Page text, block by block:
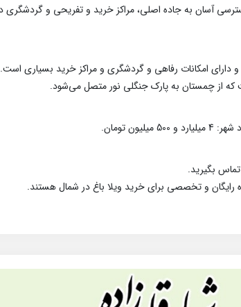
دارای امکانات رفاهی و گردشگری و مراکز خرید بسیاری است.
که از چمستان به پارک جنگلی نور متصل می‌شود.
تومان.
بگیرید.
رایگان و تخصصی برای خرید ویلا باغ در شمال هستند.